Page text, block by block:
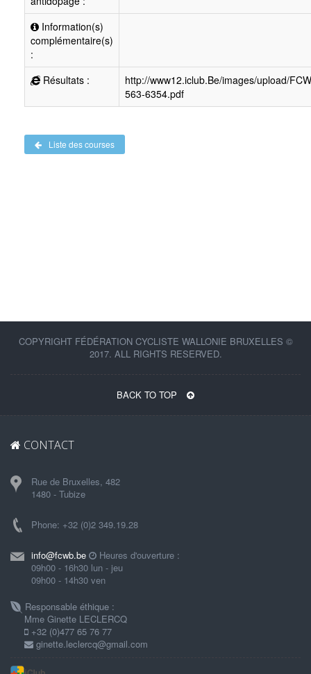
Information(s)
complémentaire(s)
:
Résultats :
http://www12.iclub.Be/images/upload/
563-6354.pdf
Liste des courses
COPYRIGHT FÉDÉRATION CYCLISTE WALLONIE BRUXELLES ©
2017. ALL RIGHTS RESERVED.
BACK TO TOP
CONTACT
Rue de Bruxelles, 482
1480 - Tubize
Phone: +32 (0)2 349.19.28
info@fcwb.be
Heures d'ouverture :
09h00 - 16h30 lun - jeu
09h00 - 14h30 ven
Responsable éthique :
Mme Ginette LECLERCQ
+32 (0)477 65 76 77
ginette.leclercq@gmail.com